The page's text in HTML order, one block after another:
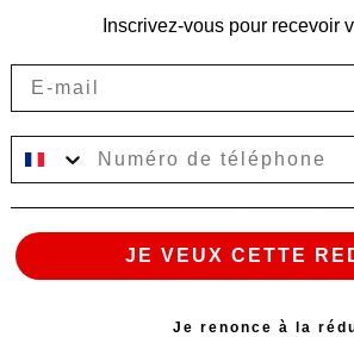
Description
La spatule SPA04 est
Fabriquée en acier
d'une large lame, la
Inscrivez-vous pour recevoir
JE VEUX CETTE
Je renonce à la